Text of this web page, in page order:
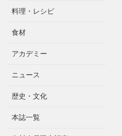
料理・レシピ
食材
アカデミー
ニュース
歴史・文化
本誌一覧